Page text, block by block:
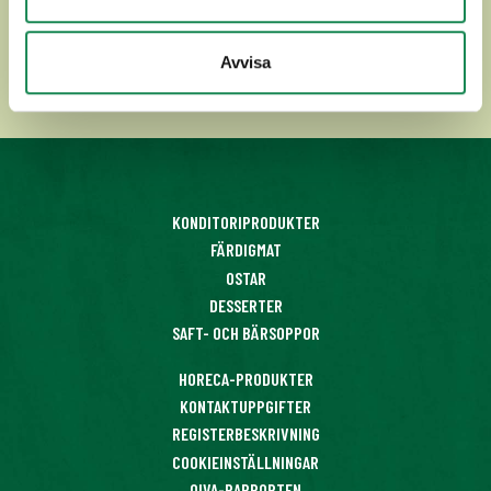
Avvisa
Se mer
KONDITORIPRODUKTER
FÄRDIGMAT
OSTAR
DESSERTER
SAFT- OCH BÄRSOPPOR
HORECA-PRODUKTER
KONTAKTUPPGIFTER
REGISTERBESKRIVNING
COOKIEINSTÄLLNINGAR